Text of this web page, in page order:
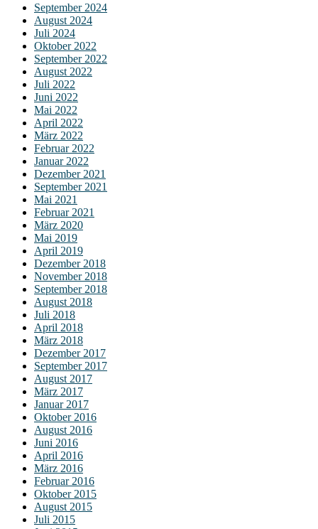
September 2024
August 2024
Juli 2024
Oktober 2022
September 2022
August 2022
Juli 2022
Juni 2022
Mai 2022
April 2022
März 2022
Februar 2022
Januar 2022
Dezember 2021
September 2021
Mai 2021
Februar 2021
März 2020
Mai 2019
April 2019
Dezember 2018
November 2018
September 2018
August 2018
Juli 2018
April 2018
März 2018
Dezember 2017
September 2017
August 2017
März 2017
Januar 2017
Oktober 2016
August 2016
Juni 2016
April 2016
März 2016
Februar 2016
Oktober 2015
August 2015
Juli 2015